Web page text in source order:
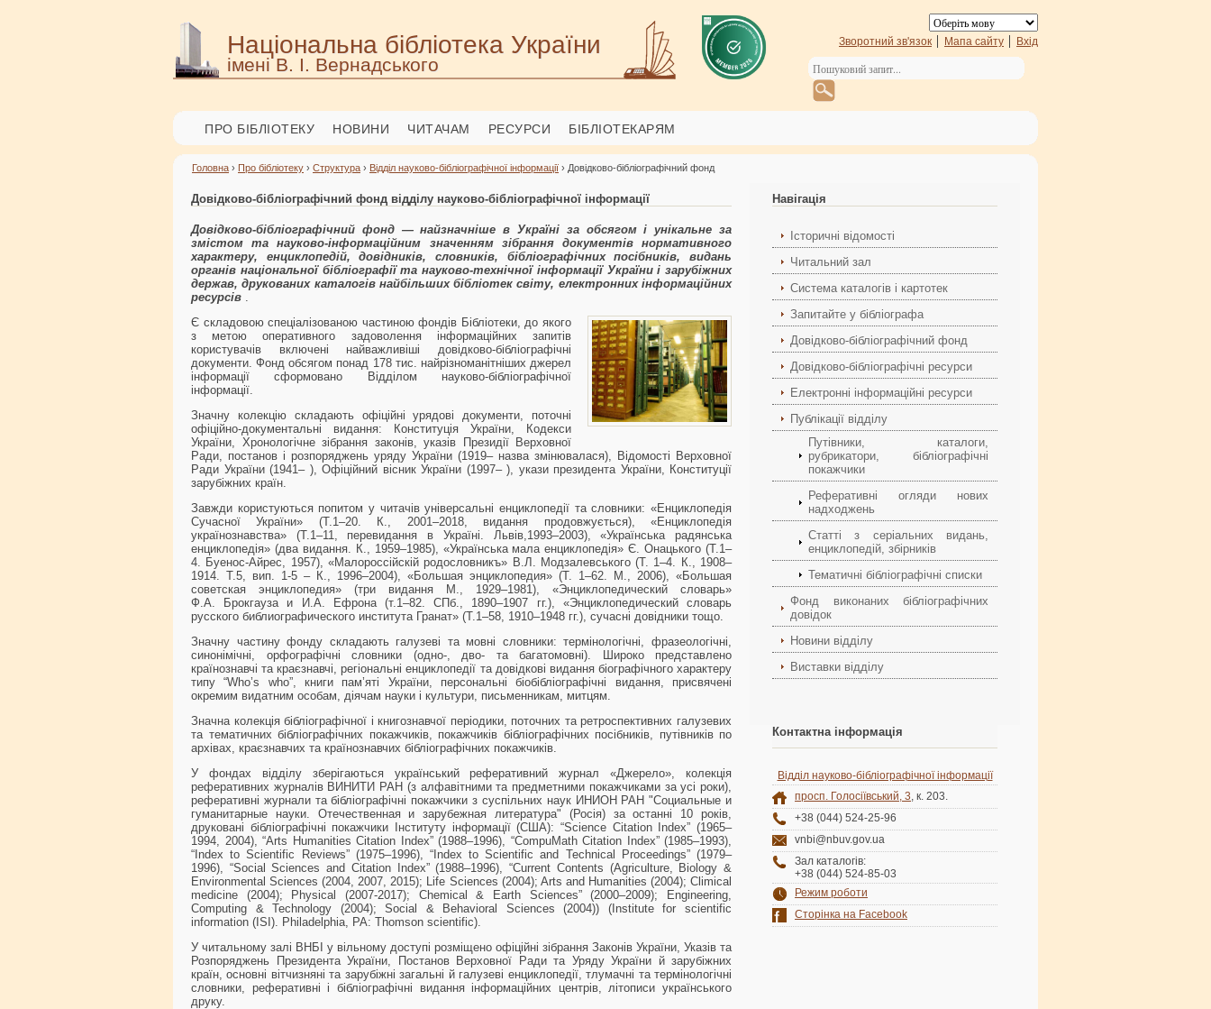
Національна бібліотека України
імені В. І. Вернадського
Зворотний зв'язок Мапа сайту Вхід
ПРО БІБЛІОТЕКУ НОВИНИ ЧИТАЧАМ РЕСУРСИ БІБЛІОТЕКАРЯМ
Головна › Про бібліотеку › Структура › Відділ науково-бібліографічної інформації › Довідково-бібліографічний фонд
Довідково-бібліографічний фонд відділу науково-бібліографічної інформації
Довідково-бібліографічний фонд — найзначніше в Україні за обсягом і унікальне за
змістом та науково-інформаційним значенням зібрання документів нормативного
характеру, енциклопедій, довідників, словників, бібліографічних посібників, видань
органів національної бібліографії та науково-технічної інформації України і зарубіжних
держав, друкованих каталогів найбільших бібліотек світу, електронних інформаційних
ресурсів .
Є складовою спеціалізованою частиною фондів Бібліотеки, до якого
з метою оперативного задоволення інформаційних запитів
користувачів включені найважливіші довідково-бібліографічні
документи. Фонд обсягом понад 178 тис. найрізноманітніших джерел
інформації сформовано Відділом науково-бібліографічної
інформації.
Значну колекцію складають офіційні урядові документи, поточні
офіційно-документальні видання: Конституція України, Кодекси
України, Хронологічне зібрання законів, указів Президії Верховної
Ради, постанов і розпоряджень уряду України (1919– назва змінювалася), Відомості Верховної
Ради України (1941– ), Офіційний вісник України (1997– ), укази президента України, Конституції
зарубіжних країн.
Завжди користуються попитом у читачів універсальні енциклопедії та словники: «Енциклопедія
Сучасної України» (Т.1–20. К., 2001–2018, видання продовжується),«Енциклопедія
українознавства» (Т.1–11, перевидання в Україні. Львів,1993–2003),«Українська радянська
енциклопедія» (два видання. К., 1959–1985), «Українська мала енциклопедія» Є. Онацького (Т.1–
4. Буенос-Айрес, 1957), «Малороссійскій родословникъ» В.Л. Модзалевського (Т. 1–4. К., 1908–
1914. Т.5, вип. 1-5 – К., 1996–2004), «Большая энциклопедия» (Т. 1–62. М., 2006), «Большая
советская энциклопедия» (три видання М., 1929–1981), «Энциклопедический словарь»
Ф.А. Брокгауза и И.А. Ефрона (т.1–82. СПб., 1890–1907 гг.), «Энциклопедический словарь
русского библиографического института Гранат» (Т.1–58, 1910–1948 гг.), сучасні довідники тощо.
Значну частину фонду складають галузеві та мовні словники: термінологічні, фразеологічні,
синонімічні, орфографічні словники (одно-, дво- та багатомовні). Широко представлено
країнознавчі та краєзнавчі, регіональні енциклопедії та довідкові видання біографічного характеру
типу “Who’s who”, книги пам’яті України, персональні біобібліографічні видання, присвячені
окремим видатним особам, діячам науки і культури, письменникам, митцям.
Значна колекція бібліографічної і книгознавчої періодики, поточних та ретроспективних галузевих
та тематичних бібліографічних покажчиків, покажчиків бібліографічних посібників, путівників по
архівах, краєзнавчих та країнознавчих бібліографічних покажчиків.
У фондах відділу зберігаються український реферативний журнал «Джерело», колекція
реферативних журналів ВИНИТИ РАН (з алфавітними та предметними покажчиками за усі роки),
реферативні журнали та бібліографічні покажчики з суспільних наук ИНИОН РАН"Социальные и
гуманитарные науки. Отечественная и зарубежная литература" (Росія) за останні 10 років,
друковані бібліографічні покажчики Інституту інформації (США): “Science Citation Index” (1965–
1994, 2004), “Arts Humanities Citation Index”(1988–1996), “CompuMath Citation Index”(1985–1993),
“Index to Scientific Reviews”(1975–1996), “Index to Scientific and Technical Proceedings”(1979–
1996), “Social Sciences and Citation Index”(1988–1996),“Current Contents (Agriculture, Biology &
Environmental Sciences (2004, 2007, 2015); Life Sciences (2004); Arts and Humanities (2004); Climical
medicine (2004); Physical (2007-2017); Chemical & Earth Sciences”(2000–2009); Engineering,
Computing & Technology (2004); Social & Behavioral Sciences (2004)) (Institute for scientific
information (ISI). Philadelphia, PA: Thomson scientific).
У читальному залі ВНБІ у вільному доступі розміщено офіційні зібрання Законів України, Указів та
Розпоряджень Президента України, Постанов Верховної Ради та Уряду України й зарубіжних
країн, основні вітчизняні та зарубіжні загальні й галузеві енциклопедії, тлумачні та термінологічні
словники, реферативні і бібліографічні видання інформаційних центрів, літописи українського
друку.
Навігація
Історичні відомості
Читальний зал
Система каталогів і картотек
Запитайте у бібліографа
Довідково-бібліографічний фонд
Довідково-бібліографічні ресурси
Електронні інформаційні ресурси
Публікації відділу
Путівники, каталоги,
рубрикатори, бібліографічні
покажчики
Реферативні огляди нових
надходжень
Статті з серіальних видань,
енциклопедій, збірників
Тематичні бібліографічні списки
Фонд виконаних бібліографічних
довідок
Новини відділу
Виставки відділу
Контактна інформація
Відділ науково-бібліографічної інформації
просп. Голосіївський, 3, к. 203.
+38 (044) 524-25-96
vnbi@nbuv.gov.ua
Зал каталогів:
+38 (044) 524-85-03
Режим роботи
Сторінка на Facebook